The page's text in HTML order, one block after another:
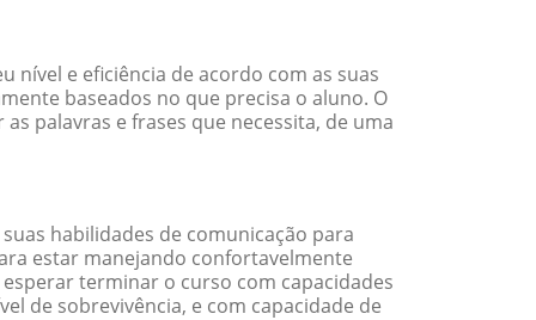
nível e eficiência de acordo com as suas
baseados no que precisa o aluno. O
palavras e frases que necessita, de uma
habilidades de comunicação para
estar manejando confortavelmente
terminar o curso com capacidades
de sobrevivência, e com capacidade de